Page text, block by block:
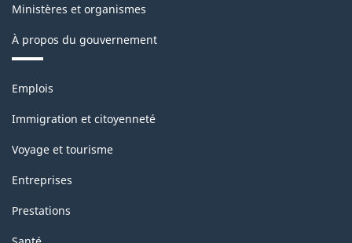
Ministères et organismes
À propos du gouvernement
Thèmes
sujets
Emplois
Immigration et citoyenneté
Voyage et tourisme
Entreprises
Prestations